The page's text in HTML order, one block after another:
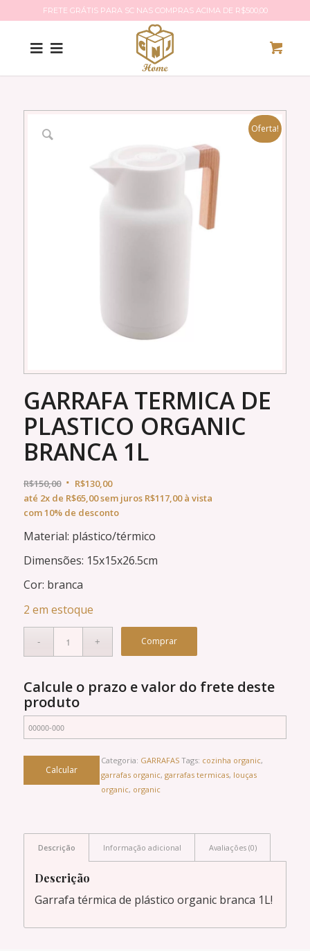
FRETE GRÁTIS PARA SC NAS COMPRAS ACIMA DE R$500,00
Oferta!
GARRAFA TERMICA DE
PLASTICO ORGANIC
BRANCA 1L
R$150,00 R$130,00
até 2xde R$65,00sem juros R$117,00à vista
com 10% de desconto
Material: plástico/térmico
Dimensões: 15x15x26.5cm
Cor: branca
2 em estoque
Comprar
Calcule o prazo e valor do frete deste
produto
Categoria: GARRAFAS Tags: cozinha organic,
garrafas organic, garrafas termicas, louças
organic, organic
Descrição Informação adicional Avaliações (0)
Descrição
Garrafa térmica de plástico organic branca 1L!